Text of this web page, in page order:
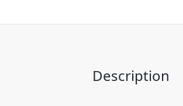
Description